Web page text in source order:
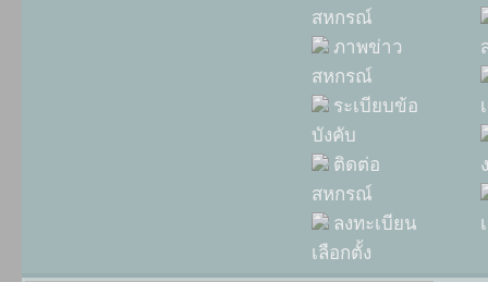
สหกรณ์
ภาพข่าว
สหกรณ์
ระเบียบข้อ
บังคับ
ติดต่อ
สหกรณ์
ลงทะเบียน
เลือกตั้ง